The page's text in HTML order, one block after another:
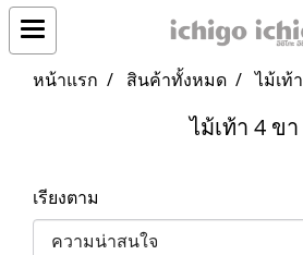
หน้าแรก สินค้าทั้งหมด ไม้เท้า
ไม้เท้า 4 ขา
เรียงตาม